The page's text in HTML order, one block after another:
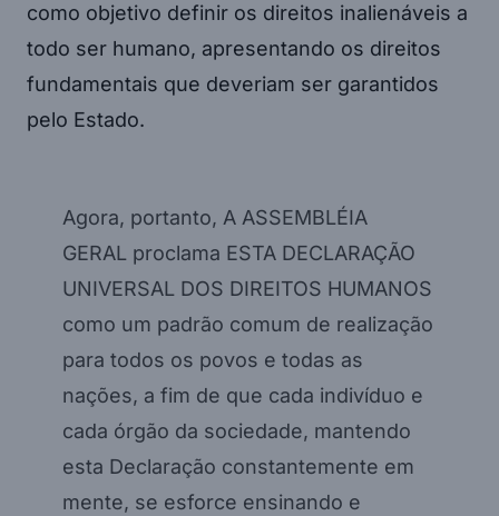
como objetivo definir os direitos inalienáveis a
todo ser humano, apresentando os direitos
fundamentais que deveriam ser garantidos
pelo Estado.
Agora, portanto, A ASSEMBLÉIA
GERAL proclama ESTA DECLARAÇÃO
UNIVERSAL DOS DIREITOS HUMANOS
como um padrão comum de realização
para todos os povos e todas as
nações, a fim de que cada indivíduo e
cada órgão da sociedade, mantendo
esta Declaração constantemente em
mente, se esforce ensinando e